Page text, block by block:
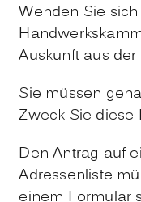
Wenden Sie
Auskunft aus
Sie müssen
Zweck Sie diese
Den Antrag auf
Adressenliste
einem Formular